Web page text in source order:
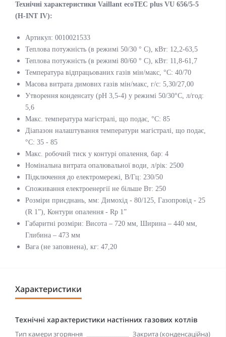
Технічні характеристики Vaillant ecoTEC plus VU 656/5-5
(H-INT IV):
Артикул: 0010021533
Теплова потужність (в режимі 50/30 ° C), кВт: 12,2-63,5
Теплова потужність (в режимі 80/60 ° С), кВт: 11,8-61,7
Температура відпрацьованих газів мін/макс, °C: 40/70
Масова витрата димових газів мін/макс, г/с: 5,30/27,00
Утворення конденсату (pH 3,5-4) у режимі 50/30°С, л/год:
5,6
Макс. температура магістралі, що подає, °C: 85
Діапазон налаштування температури магістралі, що подає,
°С: 35 - 85
Макс. робочий тиск у контурі опалення, бар: 4
Номінальна витрата опалювальної води, л/рік: 2500
Підключення до електромережі, В/Гц: 230/50
Споживання електроенергії не більше Вт: 250
Розміри приєднань, мм: Димохід - 80/125, Газопровід - 25
(R 1”), Контури опалення - Rp 1”
Габаритні розміри: Висота – 720 мм, Ширина – 440 мм,
Глибина – 473 мм
Вага (не заповнена), кг: 47,20
Характеристики
Технічні характеристики настінних газових котлів
Тип камери згоряння
Закрита (конденсаційна)